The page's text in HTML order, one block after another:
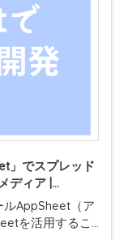
」でスプレッド
ディア |
AppSheet（ア
を活用するこ